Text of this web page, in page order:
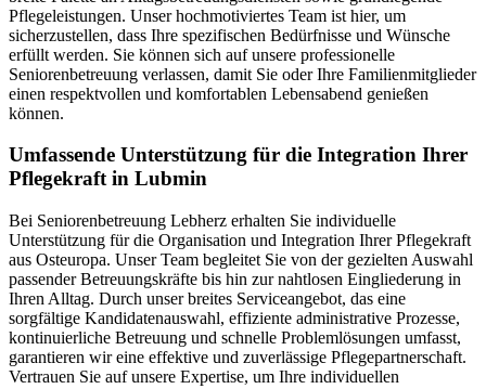
Pflegeleistungen. Unser hochmotiviertes Team ist hier, um
sicherzustellen, dass Ihre spezifischen Bedürfnisse und Wünsche
erfüllt werden. Sie können sich auf unsere professionelle
Seniorenbetreuung verlassen, damit Sie oder Ihre Familienmitglieder
einen respektvollen und komfortablen Lebensabend genießen
können.
Umfassende Unterstützung für die Integration Ihrer
Pflegekraft in Lubmin
Bei Seniorenbetreuung Lebherz erhalten Sie individuelle
Unterstützung für die Organisation und Integration Ihrer Pflegekraft
aus Osteuropa. Unser Team begleitet Sie von der gezielten Auswahl
passender Betreuungskräfte bis hin zur nahtlosen Eingliederung in
Ihren Alltag. Durch unser breites Serviceangebot, das eine
sorgfältige Kandidatenauswahl, effiziente administrative Prozesse,
kontinuierliche Betreuung und schnelle Problemlösungen umfasst,
garantieren wir eine effektive und zuverlässige Pflegepartnerschaft.
Vertrauen Sie auf unsere Expertise, um Ihre individuellen